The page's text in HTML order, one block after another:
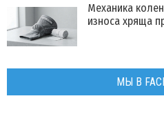
Механика
износа хряща
МЫ В